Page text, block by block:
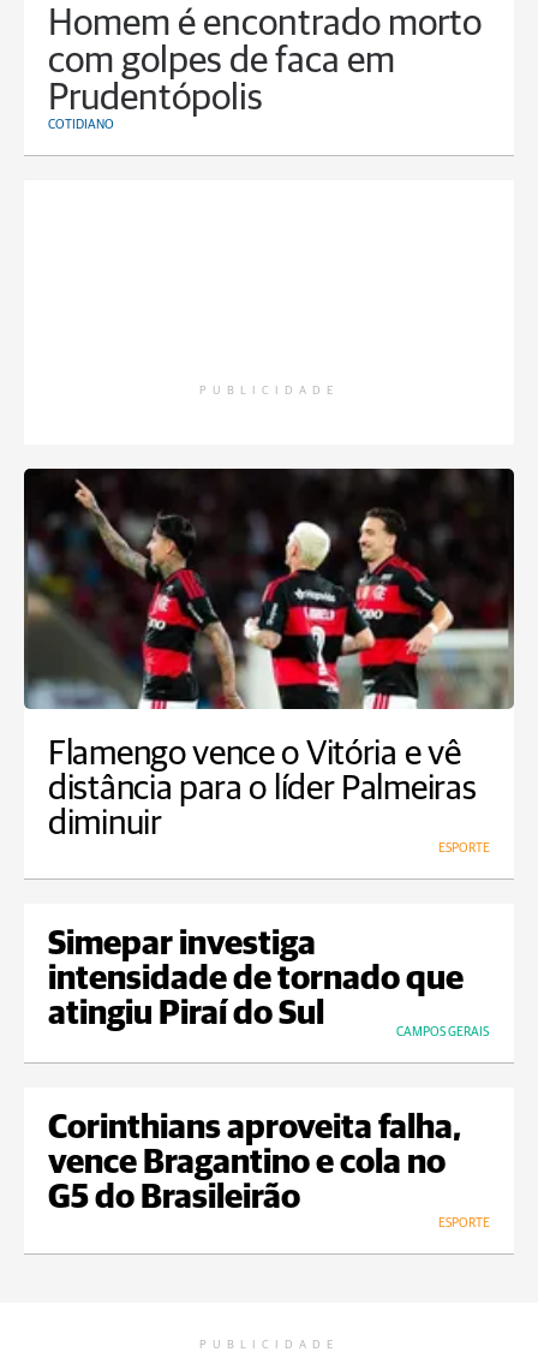
Homem é encontrado morto
com golpes de faca em
Prudentópolis
COTIDIANO
PUBLICIDADE
Flamengo vence o Vitória e vê
distância para o líder Palmeiras
diminuir
ESPORTE
Simepar investiga
intensidade de tornado que
atingiu Piraí do Sul
CAMPOS GERAIS
Corinthians aproveita falha,
vence Bragantino e cola no
G5 do Brasileirão
ESPORTE
PUBLICIDADE